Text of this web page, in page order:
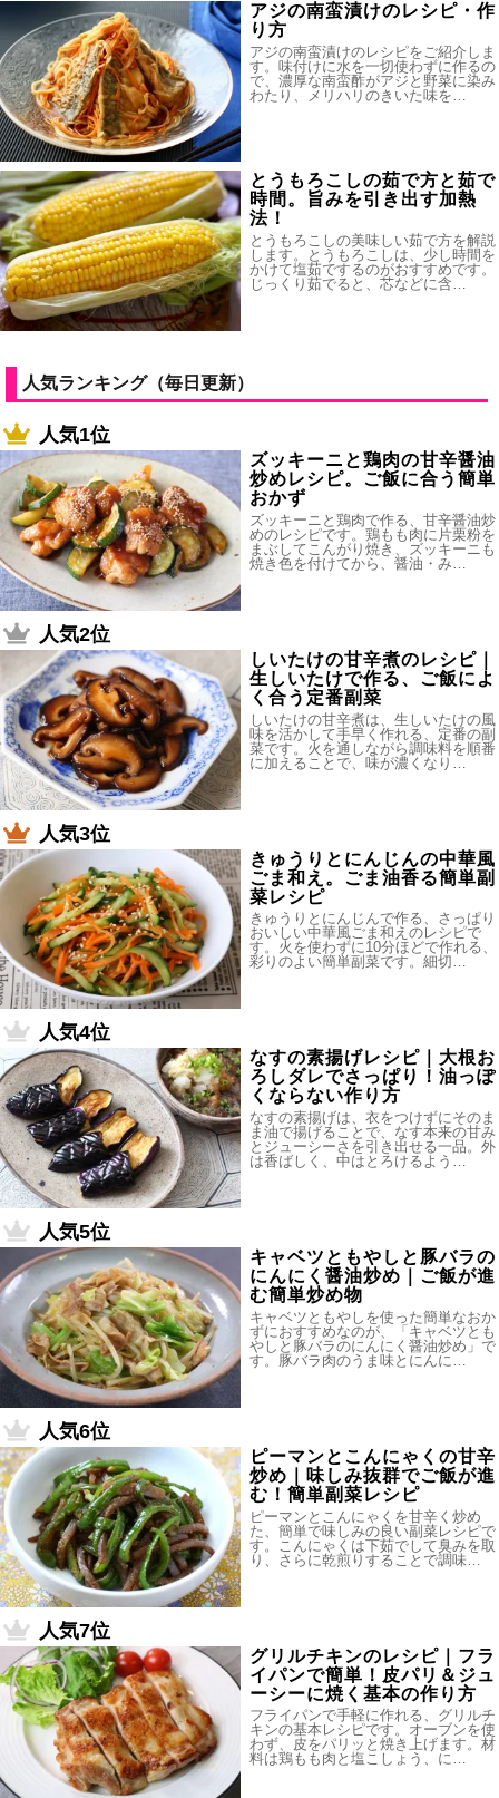
アジの南蛮漬けのレシピ・作
り方
アジの南蛮漬けのレシピをご紹介しま
す。味付けに水を一切使わずに作るの
で、濃厚な南蛮酢がアジと野菜に染み
わたり、メリハリのきいた味を…
とうもろこしの茹で方と茹で
時間。旨みを引き出す加熱
法！
とうもろこしの美味しい茹で方を解説
します。とうもろこしは、少し時間を
かけて塩茹でするのがおすすめです。
じっくり茹でると、芯などに含…
人気ランキング（毎日更新）
人気1位
ズッキーニと鶏肉の甘辛醤油
炒めレシピ。ご飯に合う簡単
おかず
ズッキーニと鶏肉で作る、甘辛醤油炒
めのレシピです。鶏もも肉に片栗粉を
まぶしてこんがり焼き、ズッキーニも
焼き色を付けてから、醤油・み…
人気2位
しいたけの甘辛煮のレシピ｜
生しいたけで作る、ご飯によ
く合う定番副菜
しいたけの甘辛煮は、生しいたけの風
味を活かして手早く作れる、定番の副
菜です。火を通しながら調味料を順番
に加えることで、味が濃くなり…
人気3位
きゅうりとにんじんの中華風
ごま和え。ごま油香る簡単副
菜レシピ
きゅうりとにんじんで作る、さっぱり
おいしい中華風ごま和えのレシピで
す。火を使わずに10分ほどで作れる、
彩りのよい簡単副菜です。細切…
人気4位
なすの素揚げレシピ｜大根お
ろしダレでさっぱり！油っぽ
くならない作り方
なすの素揚げは、衣をつけずにそのま
ま油で揚げることで、なす本来の甘み
とジューシーさを引き出せる一品。外
は香ばしく、中はとろけるよう…
人気5位
キャベツともやしと豚バラの
にんにく醤油炒め｜ご飯が進
む簡単炒め物
キャベツともやしを使った簡単なおか
ずにおすすめなのが、「キャベツとも
やしと豚バラのにんにく醤油炒め」で
す。豚バラ肉のうま味とにんに…
人気6位
ピーマンとこんにゃくの甘辛
炒め｜味しみ抜群でご飯が進
む！簡単副菜レシピ
ピーマンとこんにゃくを甘辛く炒め
た、簡単で味しみの良い副菜レシピで
す。こんにゃくは下茹でして臭みを取
り、さらに乾煎りすることで調味…
人気7位
グリルチキンのレシピ｜フラ
イパンで簡単！皮パリ＆ジュ
ーシーに焼く基本の作り方
フライパンで手軽に作れる、グリルチ
キンの基本レシピです。オーブンを使
わず、皮をパリッと焼き上げます。材
料は鶏もも肉と塩こしょう、に…